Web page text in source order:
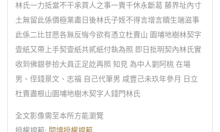
林氏一力抵當不干承買人之事一賣千休永斷葛 藤界址內寸
土無留此係價極業盡日後林氏子姪不得言增言贖生端滋事
此係二比甘愿各無反悔今欲有憑立杜賣山 園埔地樹林契字
壹紙又帶上手契壹紙共貳紙付執為照 即日批明契內林氏實
收到佛銀參拾大員正足訖再照 知見 為中人劉阿桃 在場
男、侄錢景文、志福 自己代筆男 咸豐己未玖年參月 日立
杜賣盡根山園埔地樹木契字人錢門林氏
全文影像需至本所方能瀏覽